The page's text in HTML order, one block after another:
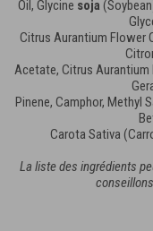
Oil, Glycine soja
Citrus Aurantium Flower
Acetate, Citrus Aurantium
Pinene, Camphor, Methyl
Carota Sativa
La liste des ingrédients